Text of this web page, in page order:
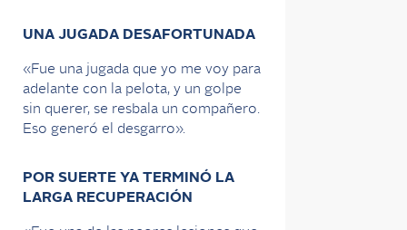
UNA JUGADA DESAFORTUNADA
«Fue una jugada que yo me voy para
adelante con la pelota, y un golpe
sin querer, se resbala un compañero.
Eso generó el desgarro».
POR SUERTE YA TERMINÓ LA
LARGA RECUPERACIÓN